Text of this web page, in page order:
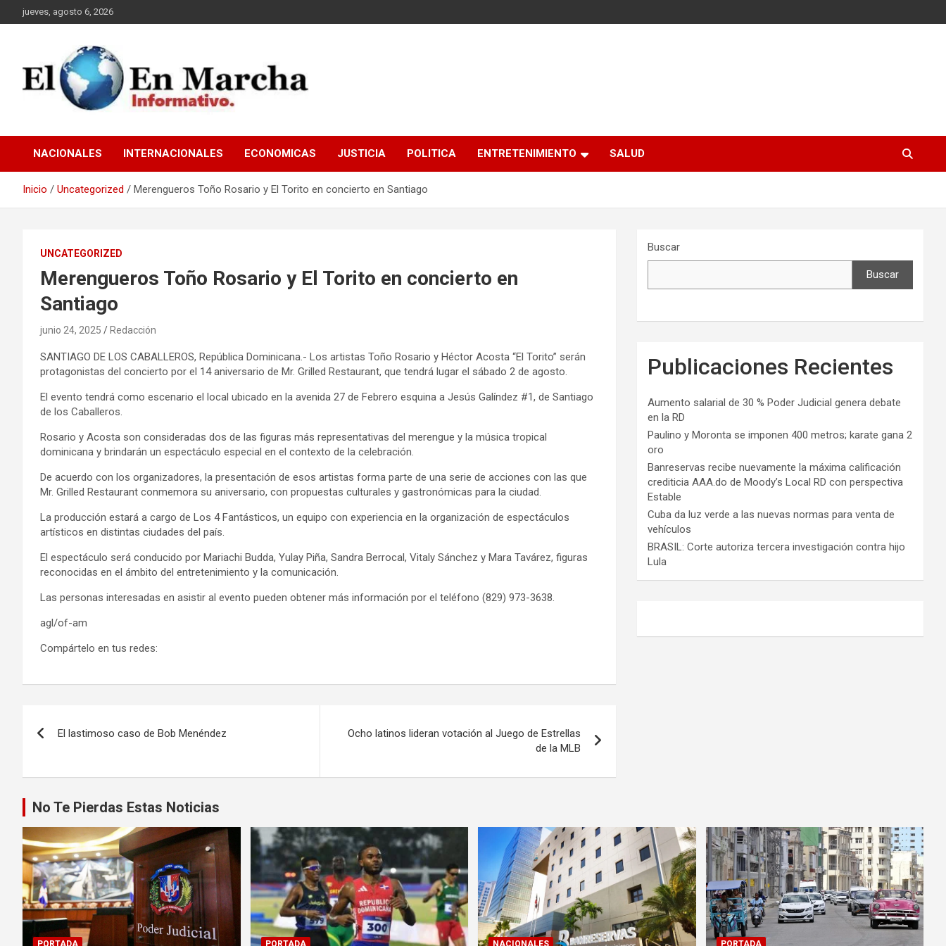
Saltar
al
jueves, agosto 6, 2026
elmundoenmarcha.net
NACIONALES INTERNACIONALES ECONOMICAS JUSTICIA POLITICA ENTRETENIMIENTO SALUD
Inicio Uncategorized Merengueros Toño Rosario y El Torito en concierto en Santiago
UNCATEGORIZED
Merengueros Toño Rosario y El Torito en concierto en
Santiago
junio 24, 2025 Redacción
SANTIAGO DE LOS CABALLEROS, República Dominicana.- Los artistas Toño Rosario y Héctor Acosta “El Torito” serán
protagonistas del concierto por el 14 aniversario de Mr. Grilled Restaurant, que tendrá lugar el sábado 2 de agosto.
El evento tendrá como escenario el local ubicado en la avenida 27 de Febrero esquina a Jesús Galíndez #1, de Santiago
de los Caballeros.
Rosario y Acosta son consideradas dos de las figuras más representativas del merengue y la música tropical
dominicana y brindarán un espectáculo especial en el contexto de la celebración.
De acuerdo con los organizadores, la presentación de esos artistas forma parte de una serie de acciones con las que
Mr. Grilled Restaurant conmemora su aniversario, con propuestas culturales y gastronómicas para la ciudad.
La producción estará a cargo de Los 4 Fantásticos, un equipo con experiencia en la organización de espectáculos
artísticos en distintas ciudades del país.
El espectáculo será conducido por Mariachi Budda, Yulay Piña, Sandra Berrocal, Vitaly Sánchez y Mara Tavárez, figuras
reconocidas en el ámbito del entretenimiento y la comunicación.
Las personas interesadas en asistir al evento pueden obtener más información por el teléfono (829) 973-3638.
agl/of-am
Compártelo en tus redes:
de
entradas
El lastimoso caso de Bob Menéndez
Ocho latinos lideran votación al Juego de Estrellas
de la MLB
Buscar
Buscar
Publicaciones Recientes
Aumento salarial de 30 % Poder Judicial genera debate
en la RD
Paulino y Moronta se imponen 400 metros; karate gana 2
oro
Banreservas recibe nuevamente la máxima calificación
crediticia AAA.do de Moody’s Local RD con perspectiva
Estable
Cuba da luz verde a las nuevas normas para venta de
vehículos
BRASIL: Corte autoriza tercera investigación contra hijo
Lula
No Te Pierdas Estas Noticias
PORTADA PORTADA NACIONALES PORTADA